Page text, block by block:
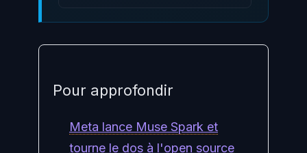
Pour approfondir
Meta lance Muse Spark et
tourne le dos à l'open source